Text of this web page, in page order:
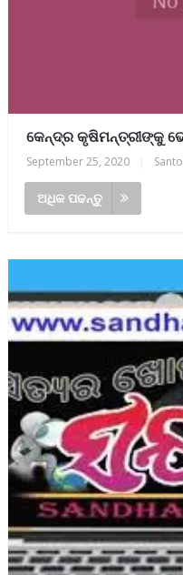
କେନ୍ଦ୍ର କୃଷିମନ୍ତ୍ରୀଙ୍କୁ
September 25, 2020
ଅଧିକ ପଢନ୍ତୁ